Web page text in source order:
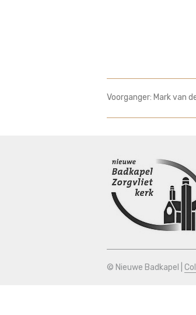
Voorganger: Mark van
© Nieuwe Badkapel |